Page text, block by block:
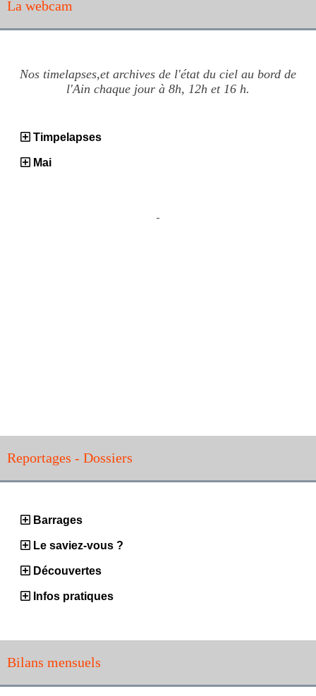
La webcam
Nos timelapses,et archives de l'état du ciel au bord de
l'Ain chaque jour à 8h, 12h et 16 h.
Timpelapses
Mai
Reportages - Dossiers
Barrages
Le saviez-vous ?
Découvertes
Infos pratiques
Bilans mensuels